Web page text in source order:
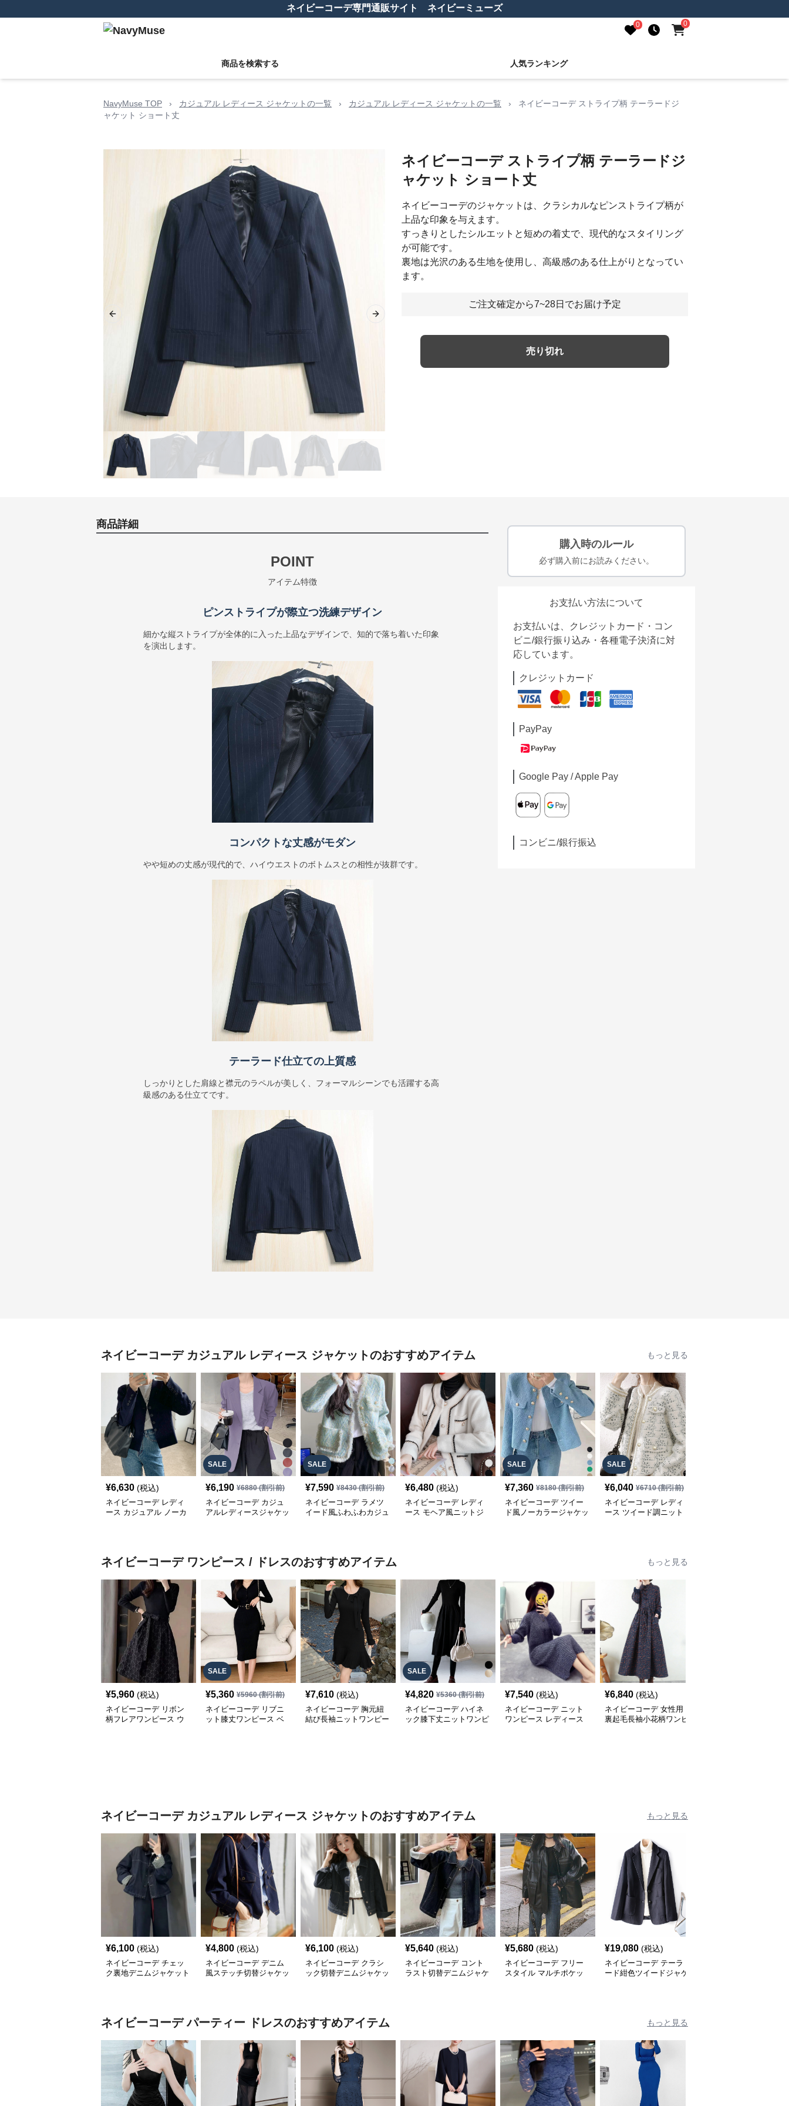
ネイビーコーデ専門通販サイト ネイビーミューズ
0 0
商品を検索する 人気ランキング
NavyMuse TOP › カジュアル レディース ジャケットの一覧 › カジュアル レディース ジャケットの一覧 ›
ネイビーコーデ ストライプ柄 テーラードジ
ャケット ショート丈
Previous slide Next slide
ネイビーコーデ ストライプ柄 テーラードジ
ャケット ショート丈
ネイビーコーデのジャケットは、クラシカルなピンストライプ柄が
上品な印象を与えます。
すっきりとしたシルエットと短めの着丈で、現代的なスタイリング
が可能です。
裏地は光沢のある生地を使用し、高級感のある仕上がりとなってい
ます。
ご注文確定から7~28日でお届け予定
売り切れ
商品詳細
POINT
アイテム特徴
ピンストライプが際立つ洗練デザイン
細かな縦ストライプが全体的に入った上品なデザインで、知的で落ち着いた印象
を演出します。
コンパクトな丈感がモダン
やや短めの丈感が現代的で、ハイウエストのボトムスとの相性が抜群です。
テーラード仕立ての上質感
しっかりとした肩線と襟元のラペルが美しく、フォーマルシーンでも活躍する高
級感のある仕立てです。
購入時のルール
必ず購入前にお読みください。
お支払い方法について
お支払いは、クレジットカード・コン
ビニ/銀行振り込み・各種電子決済に対
応しています。
クレジットカード
PayPay
Google Pay / Apple Pay
コンビニ/銀行振込
ネイビーコーデ カジュアル レディース ジャケットのおすすめアイテム もっと見る
¥6,630 (税込)
ネイビーコーデ レディ
ース カジュアル ノーカ
SALE
¥6,190 ¥6880(割引前)
ネイビーコーデ カジュ
アルレディースジャケッ
SALE
¥7,590 ¥8430(割引前)
ネイビーコーデ ラメツ
イード風ふわふわカジュ
¥6,480 (税込)
ネイビーコーデ レディ
ース モヘア風ニットジ
SALE
¥7,360 ¥8180(割引前)
ネイビーコーデ ツイー
ド風ノーカラージャケッ
SALE
¥6,040 ¥6710(割引前)
ネイビーコーデ レディ
ース ツイード調ニット
ネイビーコーデ ワンピース / ドレスのおすすめアイテム もっと見る
¥5,960 (税込)
ネイビーコーデ リボン
柄フレアワンピース ウ
SALE
¥5,360 ¥5960(割引前)
ネイビーコーデ リブニ
ット膝丈ワンピース ベ
¥7,610 (税込)
ネイビーコーデ 胸元紐
結び長袖ニットワンピー
SALE
¥4,820 ¥5360(割引前)
ネイビーコーデ ハイネ
ック膝下丈ニットワンピ
¥7,540 (税込)
ネイビーコーデ ニット
ワンピース レディース
¥6,840 (税込)
ネイビーコーデ 女性用
裏起毛長袖小花柄ワンピ
ネイビーコーデ カジュアル レディース ジャケットのおすすめアイテム もっと見る
¥6,100 (税込)
ネイビーコーデ チェッ
ク裏地デニムジャケット
¥4,800 (税込)
ネイビーコーデ デニム
風ステッチ切替ジャケッ
¥6,100 (税込)
ネイビーコーデ クラシ
ック切替デニムジャケッ
¥5,640 (税込)
ネイビーコーデ コント
ラスト切替デニムジャケ
¥5,680 (税込)
ネイビーコーデ フリー
スタイル マルチポケッ
¥19,080 (税込)
ネイビーコーデ テーラ
ード紺色ツイードジャケ
ネイビーコーデ パーティー ドレスのおすすめアイテム もっと見る